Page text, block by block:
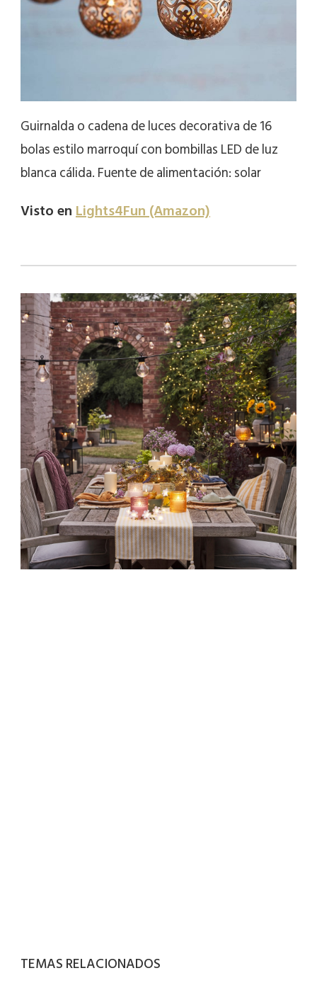
Guirnalda o cadena de luces decorativa de 16
bolas estilo marroquí con bombillas LED de luz
blanca cálida. Fuente de alimentación: solar
Visto enLights4Fun (Amazon)
TEMAS RELACIONADOS